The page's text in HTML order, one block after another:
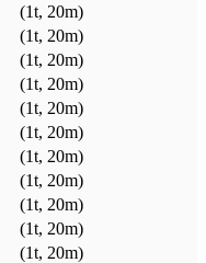
(1t, 20m)
(1t, 20m)
(1t, 20m)
(1t, 20m)
(1t, 20m)
(1t, 20m)
(1t, 20m)
(1t, 20m)
(1t, 20m)
(1t, 20m)
(1t, 20m)